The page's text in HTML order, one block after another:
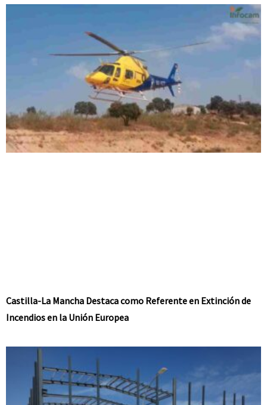
Castilla-La Mancha Destaca como Referente en Extinción de
Incendios en la Unión Europea